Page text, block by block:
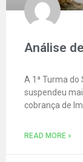
Análise
A 1ª Turma do
suspendeu
cobrança de
READ MORE »